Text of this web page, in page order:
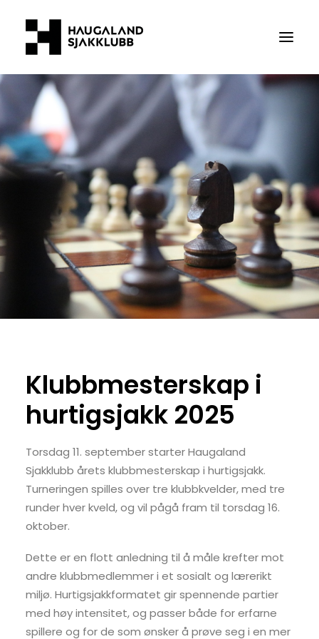
Medlemskap
Om oss
Turneringer
Arrangementer
Kontakt oss
Klubbmesterskap i
hurtigsjakk 2025
Torsdag 11. september starter Haugaland
Sjakklubb årets klubbmesterskap i hurtigsjakk.
Turneringen spilles over tre klubbkvelder, med tre
runder hver kveld, og vil pågå fram til torsdag 16.
oktober.
Dette er en flott anledning til å måle krefter mot
andre klubbmedlemmer i et sosialt og lærerikt
miljø. Hurtigsjakkformatet gir spennende partier
med høy intensitet, og passer både for erfarne
spillere og for de som ønsker å prøve seg i en mer